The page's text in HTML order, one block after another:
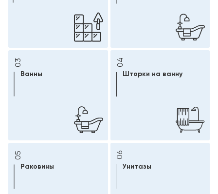
03
Ванны
04
Шторки на ванну
05
Раковины
06
Унитазы